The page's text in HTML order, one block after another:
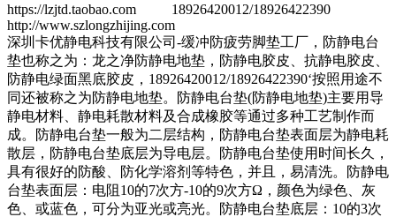
https://lzjtd.taobao.com 18926420012/18926422390
http://www.szlongzhijing.com
深圳卡优静电科技有限公司-缓冲防疲劳脚垫工厂，防静电台
垫也称之为：龙之净防静电地垫，防静电胶皮、抗静电胶皮、
防静电绿面黑底胶皮，18926420012/18926422390‘按照用途不
同还被称之为防静电地垫。防静电台垫(防静电地垫)主要用导
静电材料、静电耗散材料及合成橡胶等通过多种工艺制作而
成。防静电台垫一般为二层结构，防静电台垫表面层为静电耗
散层，防静电台垫底层为导电层。防静电台垫使用时间长久，
具有很好的防酸、防化学溶剂等特色，并且，易清洗。防静电
台垫表面层：电阻10的7次方-10的9次方Ω，颜色为绿色、灰
色、或蓝色，可分为亚光或亮光。防静电台垫底层：10的3次